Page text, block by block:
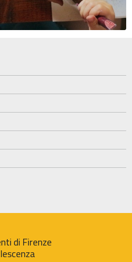
di Firenze